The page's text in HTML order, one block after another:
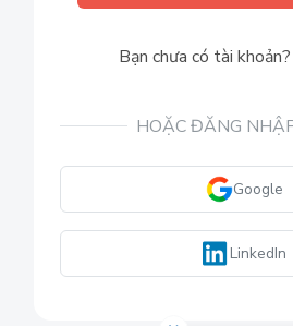
Bạn chưa có tài khoản?
HOẶC ĐĂNG
Google
LinkedIn